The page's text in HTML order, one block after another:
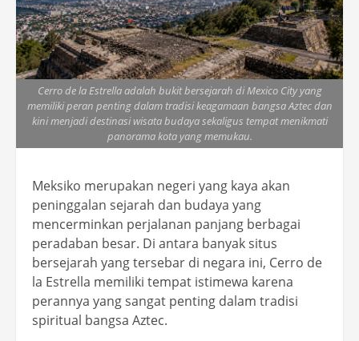
Cerro de la Estrella adalah bukit bersejarah di Mexico City yang
memiliki peran penting dalam tradisi keagamaan bangsa Aztec dan
kini menjadi destinasi wisata budaya sekaligus tempat menikmati
panorama kota yang memukau.
Meksiko merupakan negeri yang kaya akan
peninggalan sejarah dan budaya yang
mencerminkan perjalanan panjang berbagai
peradaban besar. Di antara banyak situs
bersejarah yang tersebar di negara ini, Cerro de
la Estrella memiliki tempat istimewa karena
perannya yang sangat penting dalam tradisi
spiritual bangsa Aztec.